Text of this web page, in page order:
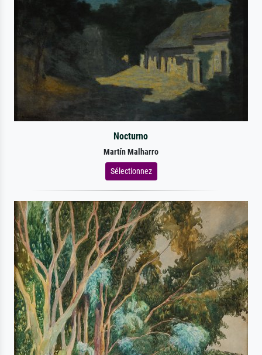
Nocturno
Martín Malharro
Sélectionnez